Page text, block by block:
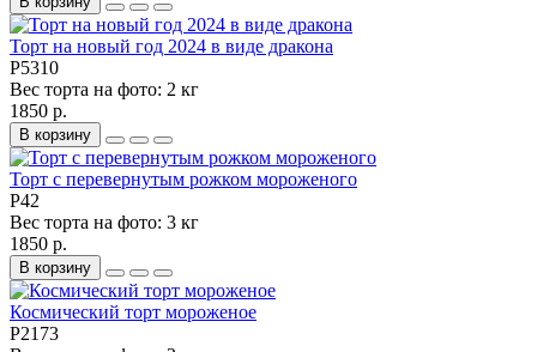
Торт на новый год 2024 в виде дракона
P5310
Вес торта на фото: 2 кг
1850 р.
В корзину
Торт с перевернутым рожком мороженого
P42
Вес торта на фото: 3 кг
1850 р.
В корзину
Космический торт мороженое
P2173